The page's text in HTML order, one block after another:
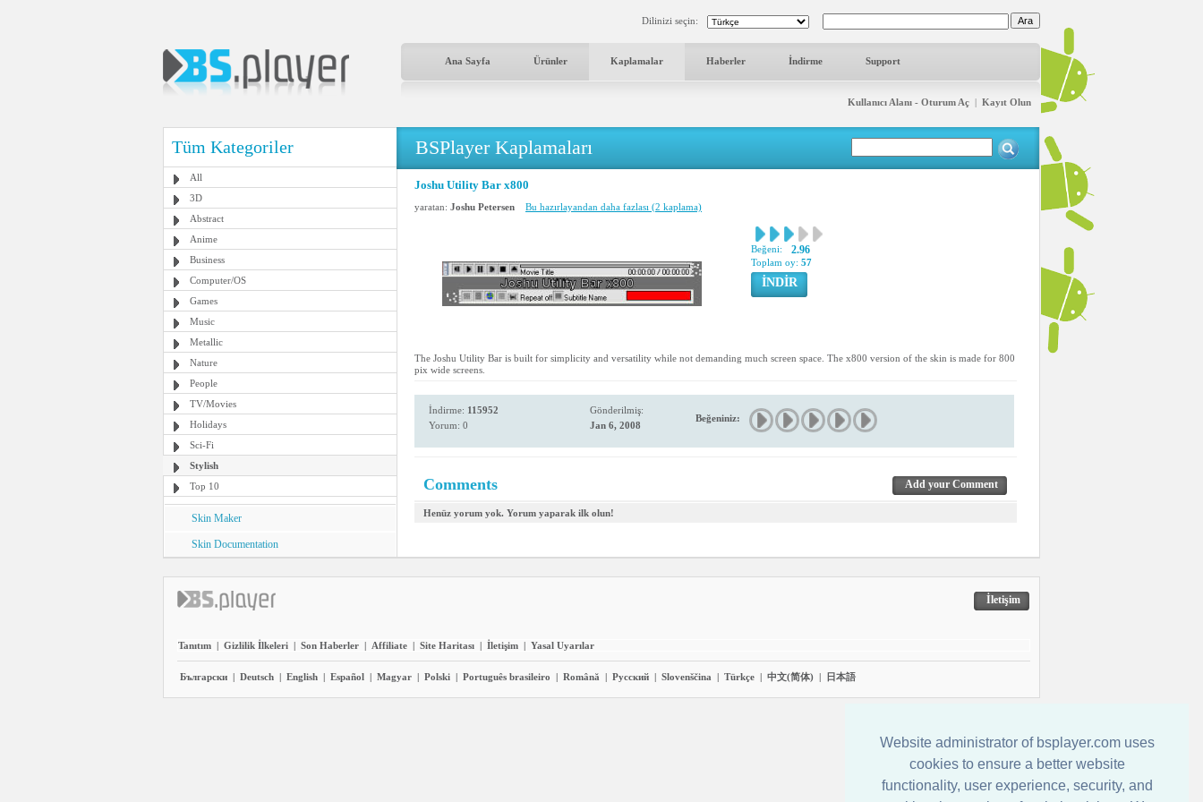
Website administrator of bsplayer.com uses
cookies to ensure a better website
functionality, user experience, security, and
Dilinizi seçin:
Ana Sayfa Ürünler Kaplamalar Haberler İndirme Support
Kullanıcı Alanı - Oturum Aç | Kayıt Olun
Tüm Kategoriler
All
3D
Abstract
Anime
Business
Computer/OS
Games
Music
Metallic
Nature
People
TV/Movies
Holidays
Sci-Fi
Stylish
Top 10
Skin Maker
Skin Documentation
BSPlayer Kaplamaları
Joshu Utility Bar x800
yaratan: Joshu Petersen Bu hazırlayandan daha fazlası (2 kaplama)
Beğeni: 2.96
Toplam oy: 57
İNDİR
The Joshu Utility Bar is built for simplicity and versatility while not demanding much screen space. The x800 version of the skin is made for 800
pix wide screens.
İndirme: 115952
Yorum: 0
Gönderilmiş:
Jan 6, 2008
Beğeniniz:
Comments Add your Comment
Henüz yorum yok. Yorum yaparak ilk olun!
İletişim
Tanıtım | Gizlilik İlkeleri | Son Haberler | Affiliate | Site Haritası | İletişim | Yasal Uyarılar
Български | Deutsch | English | Español | Magyar | Polski | Português brasileiro | Română | Pyccĸий | Slovenščina | Türkçe | 中文(简体) | 日本語